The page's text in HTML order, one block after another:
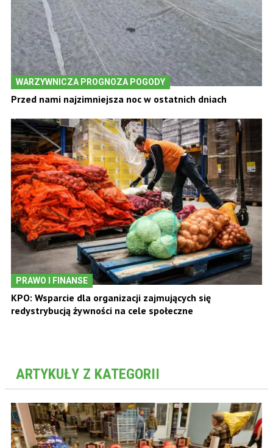
WARZYWNICZA PROGNOZA POGODY
Przed nami najzimniejsza noc w ostatnich dniach
PRAWO I FINANSE
KPO: Wsparcie dla organizacji zajmujących się
redystrybucją żywności na cele społeczne
ARTYKUŁY Z KATEGORII